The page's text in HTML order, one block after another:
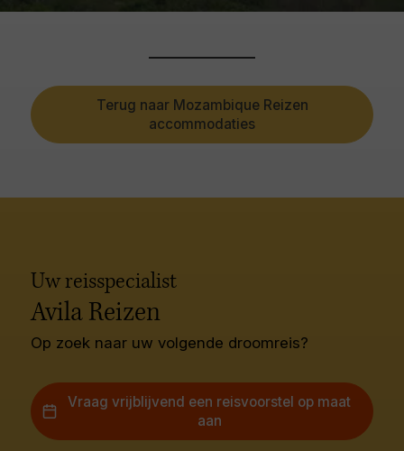
Terug naar Mozambique Reizen
accommodaties
Uw reisspecialist
Avila Reizen
Op zoek naar uw volgende droomreis?
Vraag vrijblijvend een reisvoorstel op maat
aan